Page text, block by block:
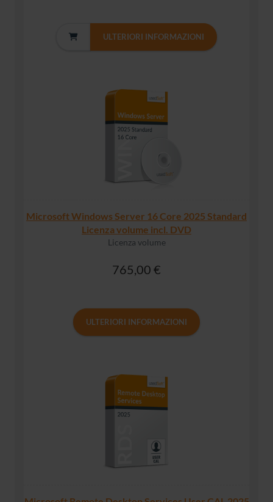
ULTERIORI INFORMAZIONI
Microsoft Windows Server 16 Core 2025 Standard
Licenza volume incl. DVD
Licenza volume
765,00 €
ULTERIORI INFORMAZIONI